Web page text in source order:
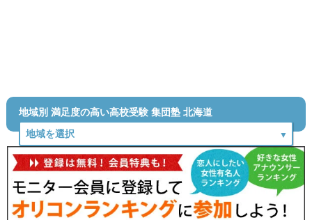
地域別 満足度の高い高校受験 集団塾 北海道